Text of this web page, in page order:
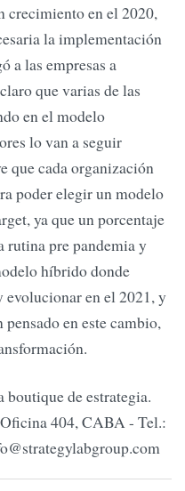
crecimiento en el 2020,
la implementación
a las empresas a
que varias de las
en el modelo
lo van a seguir
que cada organización
poder elegir un modelo
ya que un porcentaje
rutina pre pandemia y
híbrido donde
evolucionar en el 2021, y
en este cambio,
de estrategia.
404, CABA - Tel.: